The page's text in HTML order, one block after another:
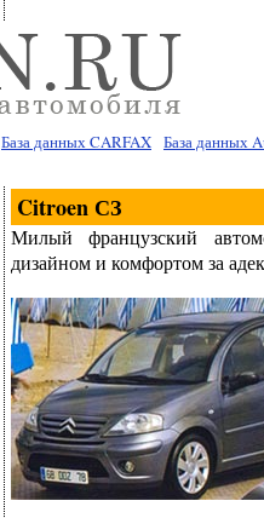
База данных CARFAX База данных
Citroen СЗ
Милый французский
дизайном и комфортом за